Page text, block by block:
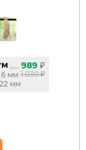
мм
мм
989₽
1 030₽